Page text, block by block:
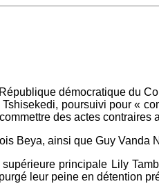
démocratique du
poursuivi pour «
des actes contraires
Beya, ainsi que Guy
principale Lily
leur peine en détention